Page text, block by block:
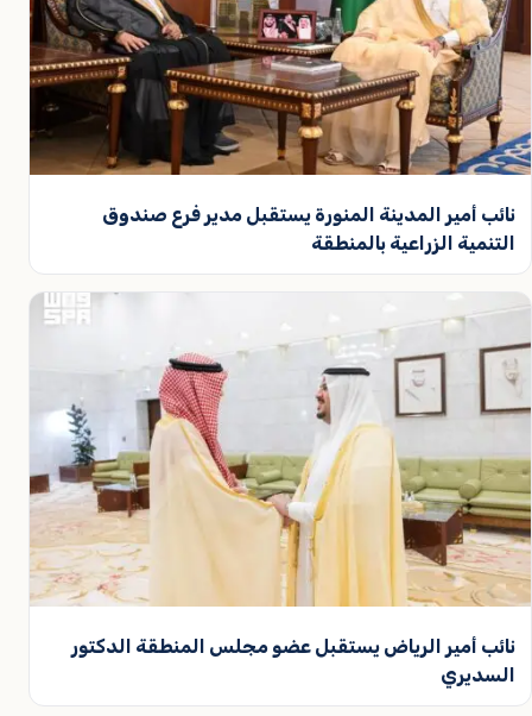
نائب أمير المدينة المنورة يستقبل مدير فرع صندوق
التنمية الزراعية بالمنطقة
نائب أمير الرياض يستقبل عضو مجلس المنطقة الدكتور
السديري